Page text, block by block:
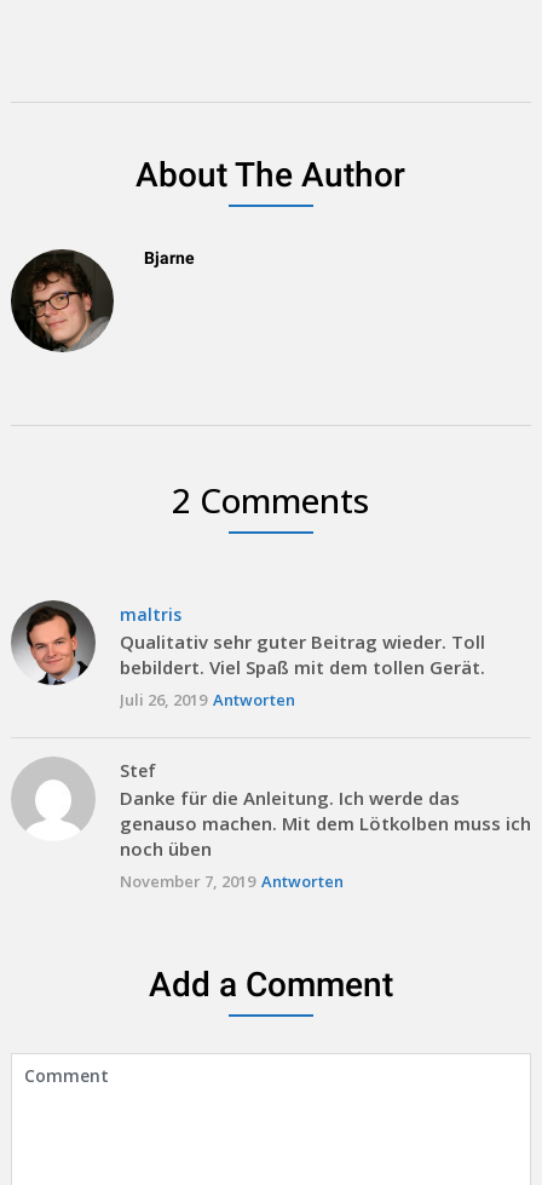
About The Author
Bjarne
2 Comments
maltris
Qualitativ sehr guter Beitrag wieder. Toll
bebildert. Viel Spaß mit dem tollen Gerät.
Juli 26, 2019 Antworten
Stef
Danke für die Anleitung. Ich werde das
genauso machen. Mit dem Lötkolben muss ich
noch üben
November 7, 2019 Antworten
Add a Comment